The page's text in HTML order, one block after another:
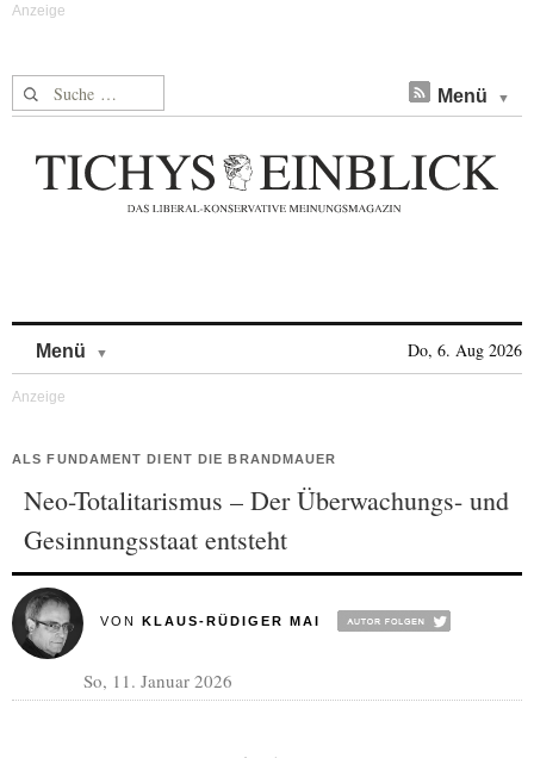
Suche nach: Menü
Menü Do, 6. Aug 2026
ALS FUNDAMENT DIENT DIE BRANDMAUER
Neo-Totalitarismus – Der Überwachungs- und
Gesinnungsstaat entsteht
VON KLAUS-RÜDIGER MAI
So, 11. Januar 2026